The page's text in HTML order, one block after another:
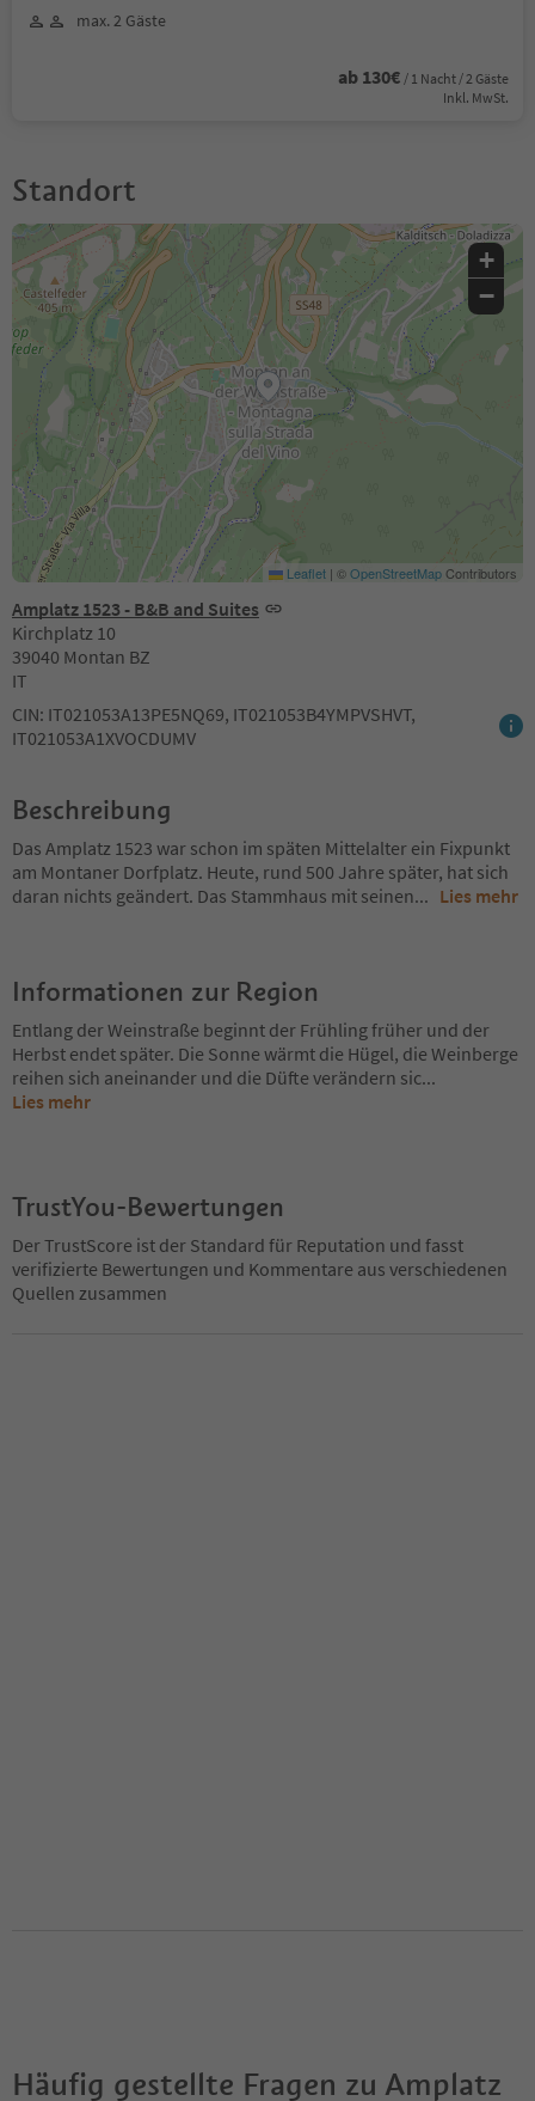
max. 2 Gäste
ab 130€ / 1 Nacht / 2 Gäste
Inkl. MwSt.
Standort
Amplatz 1523 - B&B and Suites
Kirchplatz 10
39040 Montan BZ
IT
CIN: IT021053A13PE5NQ69, IT021053B4YMPVSHVT,
IT021053A1XVOCDUMV
+
−
Leaflet | ©OpenStreetMapContributors
Beschreibung
Das Amplatz 1523 war schon im späten Mittelalter ein Fixpunkt
am Montaner Dorfplatz. Heute, rund 500 Jahre später, hat sich
daran nichts geändert. Das Stammhaus mit seinen... Lies mehr
Informationen zur Region
Entlang der Weinstraße beginnt der Frühling früher und der
Herbst endet später. Die Sonne wärmt die Hügel, die Weinberge
reihen sich aneinander und die Düfte verändern sic...
Lies mehr
TrustYou-Bewertungen
Der TrustScore ist der Standard für Reputation und fasst
verifizierte Bewertungen und Kommentare aus verschiedenen
Quellen zusammen
Häufig gestellte Fragen zu Amplatz